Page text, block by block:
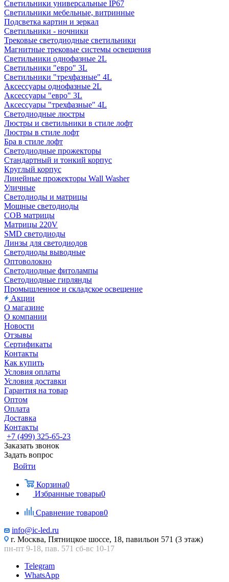
Светильники универсальные IP67
Светильники мебельные, витринные
Подсветка картин и зеркал
Светильники - ночники
Трековые светодиодные светильники
Магнитные трековые системы освещения
Светильники однофазные 2L
Светильники "евро" 3L
Светильники "трехфазные" 4L
Аксессуары однофазные 2L
Аксессуары "евро" 3L
Аксессуары "трехфазные" 4L
Светодиодные люстры
Люстры и светильники в стиле лофт
Люстры в стиле лофт
Бра в стиле лофт
Светодиодные прожекторы
Стандартный и тонкий корпус
Круглый корпус
Линейные прожекторы Wall Washer
Уличные
Светодиоды и матрицы
Мощные светодиоды
COB матрицы
Матрицы 220V
SMD светодиоды
Линзы для светодиодов
Светодиоды выводные
Оптоволокно
Светодиодные фитолампы
Светодиодные гирлянды
Промышленное и складское освещение
Акции
О магазине
О компании
Новости
Отзывы
Сертификаты
Контакты
Как купить
Условия оплаты
Условия доставки
Гарантия на товар
Оптом
Оплата
Доставка
Контакты
+7 (499) 325-65-23
Заказать звонок
Задать вопрос
Войти
Корзина0
Избранные товары0
Сравнение товаров0
info@ic-led.ru
г. Москва, Пятницкое шоссе, 18, павильон 571 (3 этаж)
пн-пт 9-18, пав. 571 сб-вс 10-17
Telegram
WhatsApp